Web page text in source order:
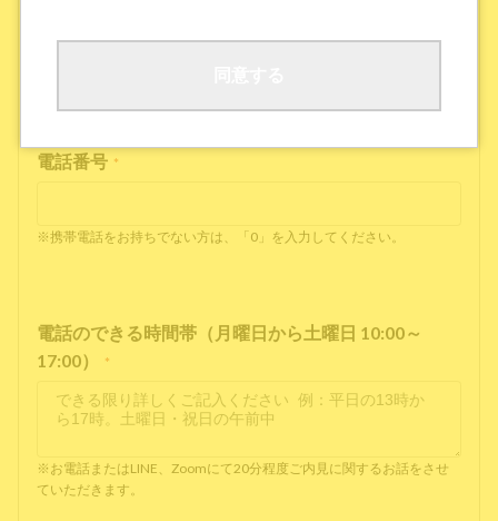
電話番号 *
※携帯電話をお持ちでない方は、「0」を入力してください。
電話のできる時間帯（月曜日から土曜日 10:00～
17:00）
*
※お電話またはLINE、Zoomにて20分程度ご内見に関するお話をさせ
ていただきます。